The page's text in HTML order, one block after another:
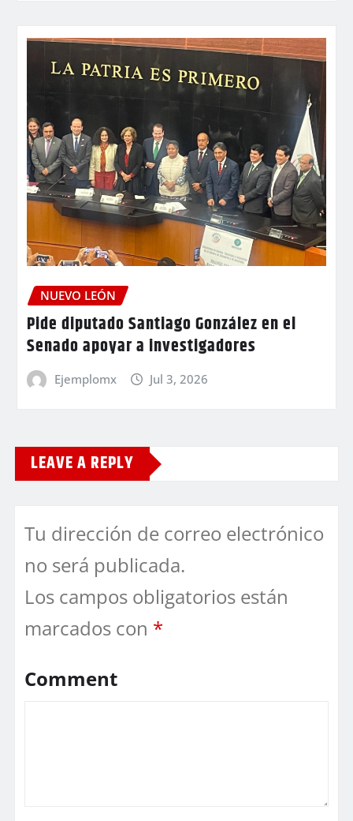
NUEVO LEÓN
Pide diputado Santiago González en el
Senado apoyar a investigadores
Ejemplomx Jul 3, 2026
LEAVE A REPLY
Tu dirección de correo electrónico
no será publicada.
Los campos obligatorios están
marcados con *
Comment